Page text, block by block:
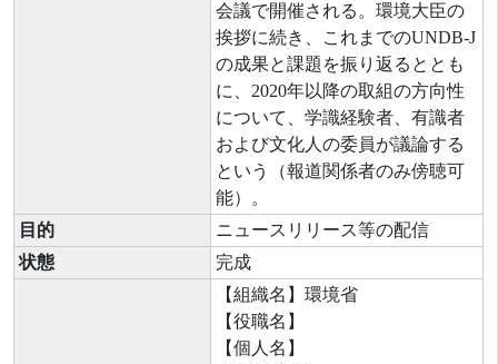
会議で開催される。環境大臣の
挨拶に続き、これまでのUNDB-J
の成果と課題を振り返るととも
に、2020年以降の取組の方向性
について、学識経験者、有識者
および文化人の委員が議論する
という（報道関係者のみ傍聴可
能）。
目的
ニュースリリース等の配信
状態
完成
【組織名】環境省
【役職名】
【個人名】